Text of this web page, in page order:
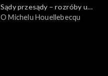
Sądy przesądy – rozróby u
Kuby
O Michelu Houellebecqu